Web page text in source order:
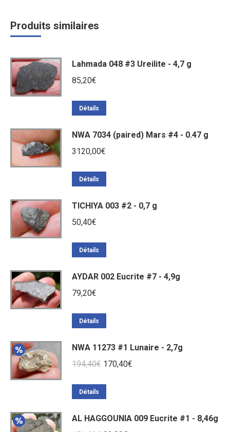
Produits similaires
Lahmada 048 #3 Ureilite - 4,7 g
85,20€
Détails
NWA 7034 (paired) Mars #4 - 0.47 g
3120,00€
Détails
TICHIYA 003 #2 - 0,7 g
50,40€
Détails
AYDAR 002 Eucrite #7 - 4,9g
79,20€
Détails
NWA 11273 #1 Lunaire - 2,7g
194,40€ Le
194,40€.
170,40€
170,40€.
Détails
AL HAGGOUNIA 009 Eucrite #1 - 8,46g